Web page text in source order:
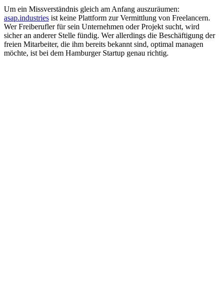
Um ein Missverständnis gleich am Anfang auszuräumen:
asap.industries ist keine Plattform zur Vermittlung von Freelancern.
Wer Freiberufler für sein Unternehmen oder Projekt sucht, wird
sicher an anderer Stelle fündig. Wer allerdings die Beschäftigung der
freien Mitarbeiter, die ihm bereits bekannt sind, optimal managen
möchte, ist bei dem Hamburger Startup genau richtig.